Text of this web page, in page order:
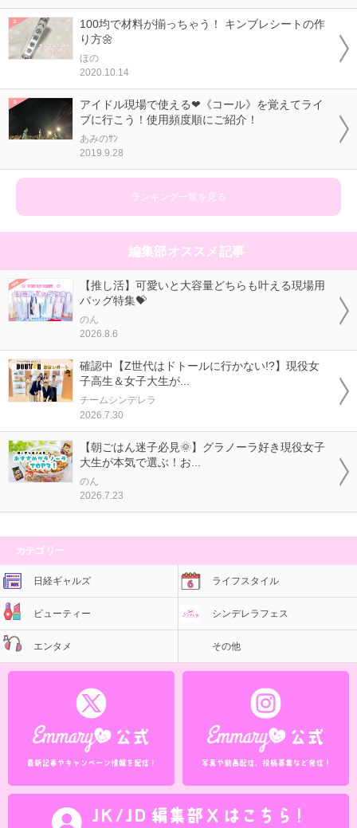
100均で材料が揃っちゃう！ キンブレシートの作
り方🌼
ほの
2020.10.14
アイドル現場で使える❤《コール》を覚えてライ
ブに行こう！使用頻度順にご紹介！
あみのｻﾝ
2019.9.28
ランキング一覧を見る
編集部オススメ記事
【推し活】可愛いと大容量どちらも叶える現場用
バッグ特集💝
のん
2026.8.6
確認中【Z世代はドトールに行かない!?】現役女
子高生＆女子大生が...
チームシンデレラ
2026.7.30
【朝ごはん迷子必見🌞】グラノーラ好き現役女子
大生が本気で選ぶ！お...
のん
2026.7.23
カテゴリー
日経ギャルズ ライフスタイル
ビューティー シンデレラフェス
エンタメ その他